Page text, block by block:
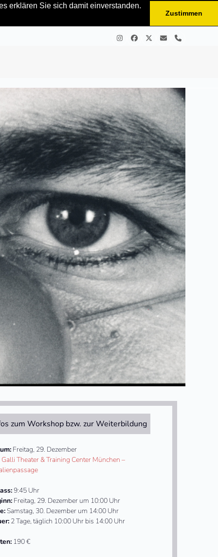
erklären Sie sich damit einverstanden.
Zustimmen
InstagramFacebook
Twitter
E- Telefon
zum Workshop bzw. zur Weiterbildung
Freitag, 29. Dezember
Galli Theater & Training Center München –
9:45 Uhr
Freitag, 29. Dezember um 10:00 Uhr
Samstag, 30. Dezember um 14:00 Uhr
2 Tage, täglich 10:00 Uhr bis 14:00 Uhr
190 €